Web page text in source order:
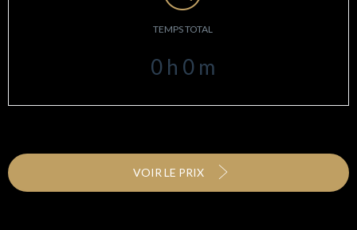
TEMPS TOTAL
0 h 0 m
VOIR LE PRIX